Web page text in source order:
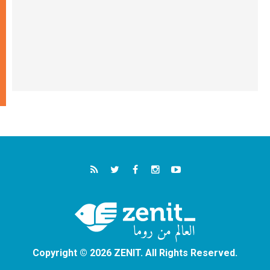
Copyright © 2026 ZENIT. All Rights Reserved.